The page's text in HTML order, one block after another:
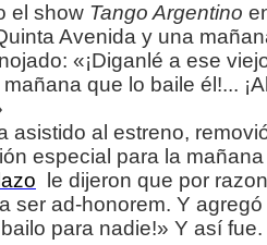
el show Tango Argentino
Avenida y una
«¡Diganlé a ese
que lo baile él!...
asistido al estreno,
especial para la
le dijeron que por
ser ad-honorem. Y agregó
para nadie!» Y así